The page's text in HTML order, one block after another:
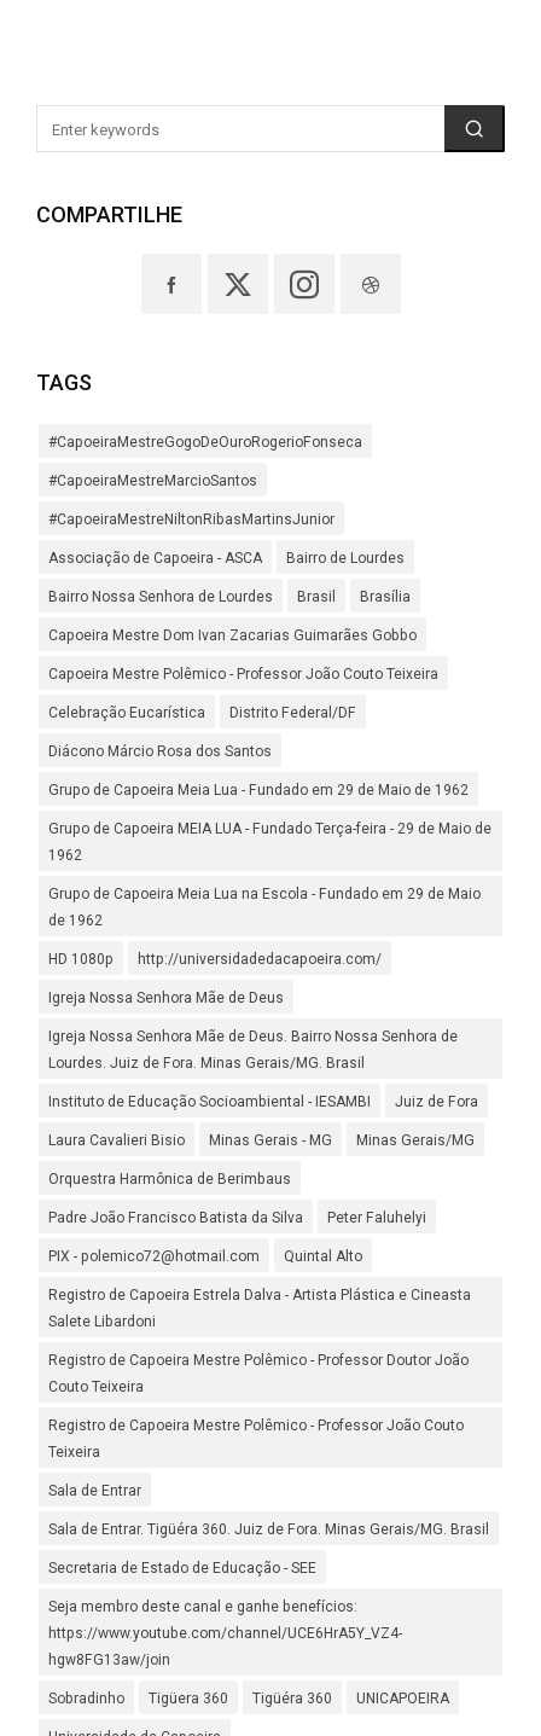
COMPARTILHE
TAGS
#CapoeiraMestreGogoDeOuroRogerioFonseca
#CapoeiraMestreMarcioSantos
#CapoeiraMestreNiltonRibasMartinsJunior
Associação de Capoeira - ASCA Bairro de Lourdes
Bairro Nossa Senhora de Lourdes Brasil Brasília
Capoeira Mestre Dom Ivan Zacarias Guimarães Gobbo
Capoeira Mestre Polêmico - Professor João Couto Teixeira
Celebração Eucarística Distrito Federal/DF
Diácono Márcio Rosa dos Santos
Grupo de Capoeira Meia Lua - Fundado em 29 de Maio de 1962
Grupo de Capoeira MEIA LUA - Fundado Terça-feira - 29 de Maio de
1962
Grupo de Capoeira Meia Lua na Escola - Fundado em 29 de Maio
de 1962
HD 1080p http://universidadedacapoeira.com/
Igreja Nossa Senhora Mãe de Deus
Igreja Nossa Senhora Mãe de Deus. Bairro Nossa Senhora de
Lourdes. Juiz de Fora. Minas Gerais/MG. Brasil
Instituto de Educação Socioambiental - IESAMBI Juiz de Fora
Laura Cavalieri Bisio Minas Gerais - MG Minas Gerais/MG
Orquestra Harmônica de Berimbaus
Padre João Francisco Batista da Silva Peter Faluhelyi
PIX - polemico72@hotmail.com Quintal Alto
Registro de Capoeira Estrela Dalva - Artista Plástica e Cineasta
Salete Libardoni
Registro de Capoeira Mestre Polêmico - Professor Doutor João
Couto Teixeira
Registro de Capoeira Mestre Polêmico - Professor João Couto
Teixeira
Sala de Entrar
Sala de Entrar. Tigüéra 360. Juiz de Fora. Minas Gerais/MG. Brasil
Secretaria de Estado de Educação - SEE
Seja membro deste canal e ganhe benefícios:
https://www.youtube.com/channel/UCE6HrA5Y_VZ4-
hgw8FG13aw/join
Sobradinho Tigüera 360 Tigüéra 360 UNICAPOEIRA